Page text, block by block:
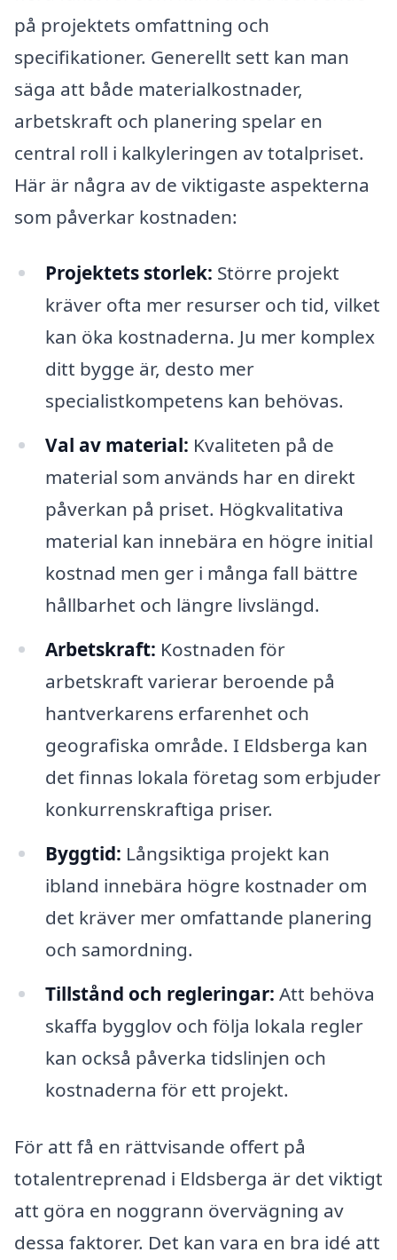
på projektets omfattning och
specifikationer. Generellt sett kan man
säga att både materialkostnader,
arbetskraft och planering spelar en
central roll i kalkyleringen av totalpriset.
Här är några av de viktigaste aspekterna
som påverkar kostnaden:
Projektets storlek: Större projekt
kräver ofta mer resurser och tid, vilket
kan öka kostnaderna. Ju mer komplex
ditt bygge är, desto mer
specialistkompetens kan behövas.
Val av material: Kvaliteten på de
material som används har en direkt
påverkan på priset. Högkvalitativa
material kan innebära en högre initial
kostnad men ger i många fall bättre
hållbarhet och längre livslängd.
Arbetskraft: Kostnaden för
arbetskraft varierar beroende på
hantverkarens erfarenhet och
geografiska område. I Eldsberga kan
det finnas lokala företag som erbjuder
konkurrenskraftiga priser.
Byggtid: Långsiktiga projekt kan
ibland innebära högre kostnader om
det kräver mer omfattande planering
och samordning.
Tillstånd och regleringar: Att behöva
skaffa bygglov och följa lokala regler
kan också påverka tidslinjen och
kostnaderna för ett projekt.
För att få en rättvisande offert på
totalentreprenad i Eldsberga är det viktigt
att göra en noggrann övervägning av
dessa faktorer. Det kan vara en bra idé att